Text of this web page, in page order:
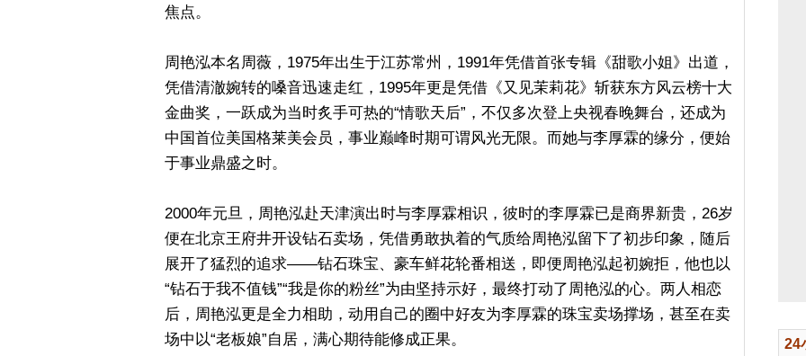
焦点。
周艳泓本名周薇，1975年出生于江苏常州，1991年凭借首张专辑《甜歌小姐》出道，
凭借清澈婉转的嗓音迅速走红，1995年更是凭借《又见茉莉花》斩获东方风云榜十大
金曲奖，一跃成为当时炙手可热的“情歌天后”，不仅多次登上央视春晚舞台，还成为
中国首位美国格莱美会员，事业巅峰时期可谓风光无限。而她与李厚霖的缘分，便始
于事业鼎盛之时。
2000年元旦，周艳泓赴天津演出时与李厚霖相识，彼时的李厚霖已是商界新贵，26岁
便在北京王府井开设钻石卖场，凭借勇敢执着的气质给周艳泓留下了初步印象，随后
展开了猛烈的追求——钻石珠宝、豪车鲜花轮番相送，即便周艳泓起初婉拒，他也以
“钻石于我不值钱”“我是你的粉丝”为由坚持示好，最终打动了周艳泓的心。两人相恋
后，周艳泓更是全力相助，动用自己的圈中好友为李厚霖的珠宝卖场撑场，甚至在卖
场中以“老板娘”自居，满心期待能修成正果。
24